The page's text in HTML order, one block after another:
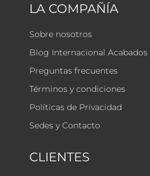
LA COMPAÑÍA
Sobre nosotros
Blog Internacional Acabados
Preguntas frecuentes
Términos y condiciones
Políticas de Privacidad
Sedes y Contacto
CLIENTES